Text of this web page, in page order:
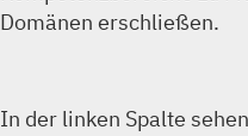
Domänen erschließen.
In der linken Spalte